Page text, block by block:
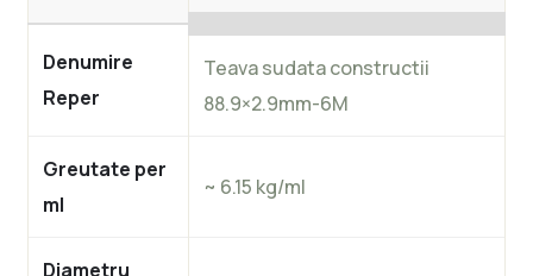
Denumire
Reper
Teava sudata constructii
88.9×2.9mm-6M
Greutate per
ml
~ 6.15 kg/ml
Diametru